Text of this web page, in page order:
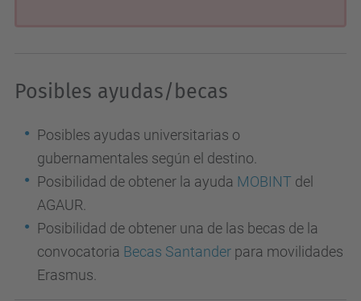
Posibles ayudas/becas
Posibles ayudas universitarias o
gubernamentales según el destino.
Posibilidad de obtener la ayuda MOBINT del
AGAUR.
Posibilidad de obtener una de las becas de la
convocatoria Becas Santander para movilidades
Erasmus.